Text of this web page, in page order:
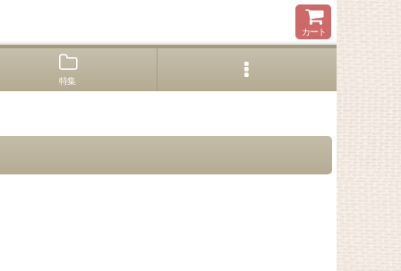
カート
特集